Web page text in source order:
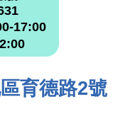
17:00
育德路2號